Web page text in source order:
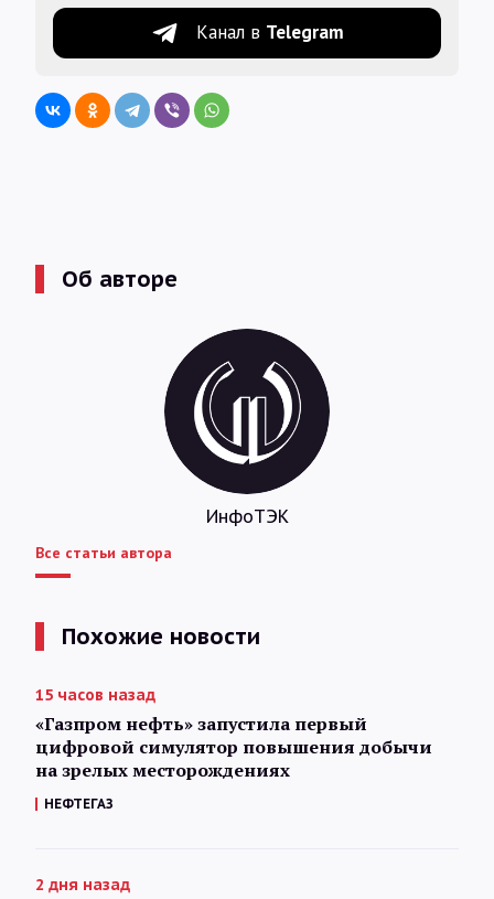
Канал в Telegram
Об авторе
ИнфоТЭК
Все статьи автора
Похожие новости
15 часов назад
«Газпром нефть» запустила первый
цифровой симулятор повышения добычи
на зрелых месторождениях
НЕФТЕГАЗ
2 дня назад